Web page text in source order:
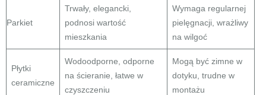
Parkiet
Trwały, elegancki,
podnosi wartość
mieszkania
Wymaga regularnej
pielęgnacji, wrażliwy
na wilgoć
Płytki
ceramiczne
Wodoodporne, odporne
na ścieranie, łatwe w
czyszczeniu
Mogą być zimne w
dotyku, trudne w
montażu